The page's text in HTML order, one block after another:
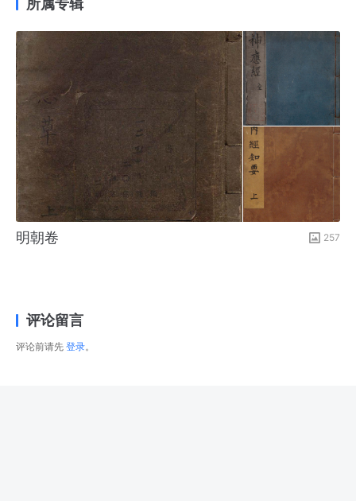
明朝卷 257
评论留言
评论前请先 登录。